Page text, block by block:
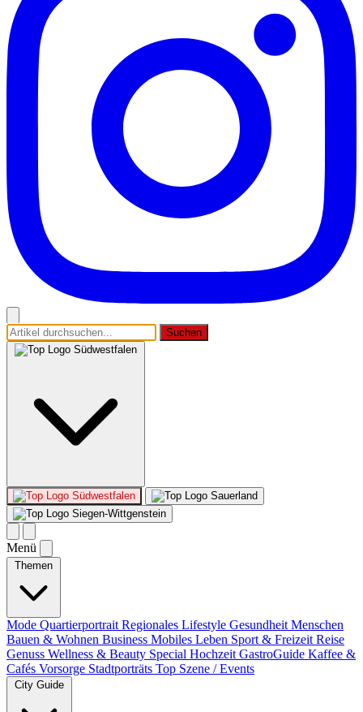
Suchen
Südwestfalen
Südwestfalen
Sauerland
Siegen-Wittgenstein
Menü
Themen
Mode Quartierportrait Regionales Lifestyle Gesundheit Menschen
Bauen & Wohnen Business Mobiles Leben Sport & Freizeit Reise
Genuss Wellness & Beauty Special Hochzeit GastroGuide Kaffee &
Cafés Vorsorge Stadtporträts Top Szene / Events
City Guide